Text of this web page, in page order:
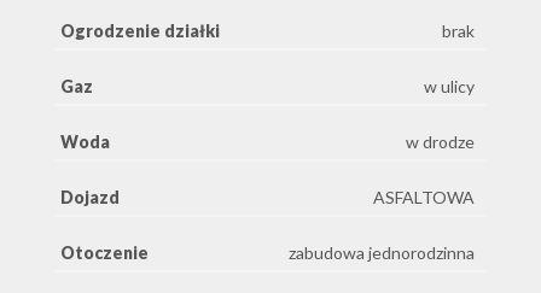
Ogrodzenie działki brak
Gaz w ulicy
Woda w drodze
Dojazd ASFALTOWA
Otoczenie zabudowa jednorodzinna